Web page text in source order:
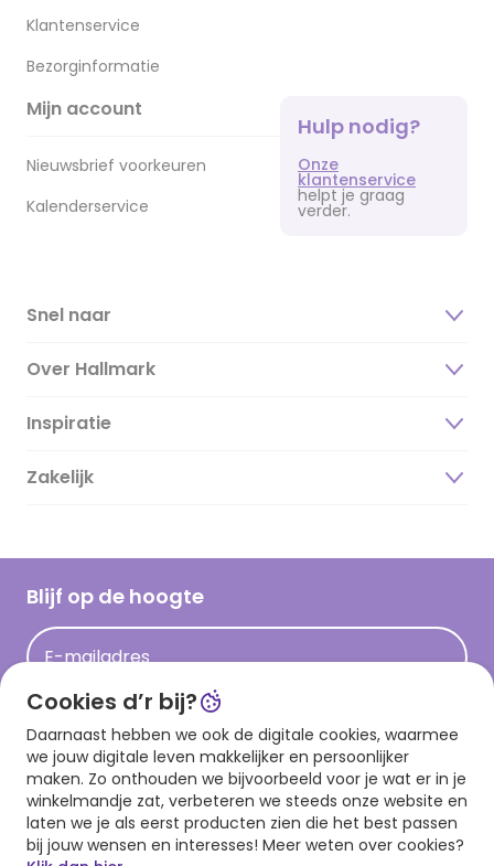
Klantenservice
Bezorginformatie
Mijn account
Nieuwsbrief voorkeuren
Kalenderservice
Hulp nodig?
Onze
klantenservice
helpt je graag
verder.
Snel naar
Over Hallmark
Over ons
Duurzaamheid
Hallmark Kaartclub
Acties
Hallmark en Kinderpostzegels
Inspiratie
Magazine
Cadeau inspiratie
Kaartinspiratie
Zakelijk
Blijf op de hoogte
E-mailadres
Aanmelden
Download onze app
Cookies d’r bij?
Daarnaast hebben we ook de digitale cookies, waarmee
we jouw digitale leven makkelijker en persoonlijker
maken. Zo onthouden we bijvoorbeeld voor je wat er in je
winkelmandje zat, verbeteren we steeds onze website en
laten we je als eerst producten zien die het best passen
bij jouw wensen en interesses! Meer weten over cookies?